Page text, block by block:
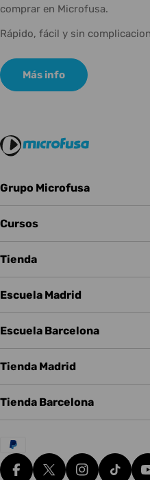
comprar en Microfusa.
Rápido, fácil y sin
Más info
Grupo Microfusa
Cursos
Tienda
Escuela Madrid
Escuela Barcelona
Tienda Madrid
Tienda Barcelona
Métodos
de
pago